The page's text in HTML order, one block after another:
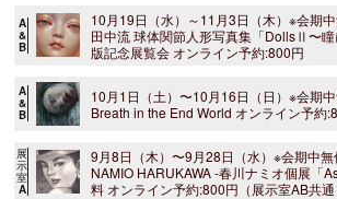
A
&
B
10月19日（水）～11月3日（木）※会期
田中流 球体関節人形写真集「DollsⅡ〜
版記念展覧会 オンライン予約:800円
A
&
B
10月1日（土）〜10月16日（日）※会期
Breath in the End World オンライン予約
展
示
室
A
9月8日（木）〜9月28日（水）※会期中無
NAMIO HARUKAWA -春川ナミオ個展「
料 オンライン予約:800円（展示室AB共通